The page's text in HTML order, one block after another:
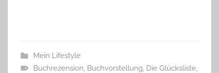
Mein Lifestyle
Buchrezension, Buchvorstellung, Die Glücksliste,